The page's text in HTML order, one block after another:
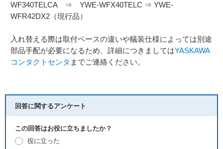
WF340TELCA ⇒ YWE-WFX40TELC ⇒ YWE-
WFR42DX2（現行品）
入れ替える際は取付ベースの違いや艤装仕様によっては別途
部品手配が必要になるため、詳細につきましてはYASKAWA
コンタクトセンタ までご連絡ください。
回答に関するアンケート
この回答はお役に立ちましたか？
役に立った